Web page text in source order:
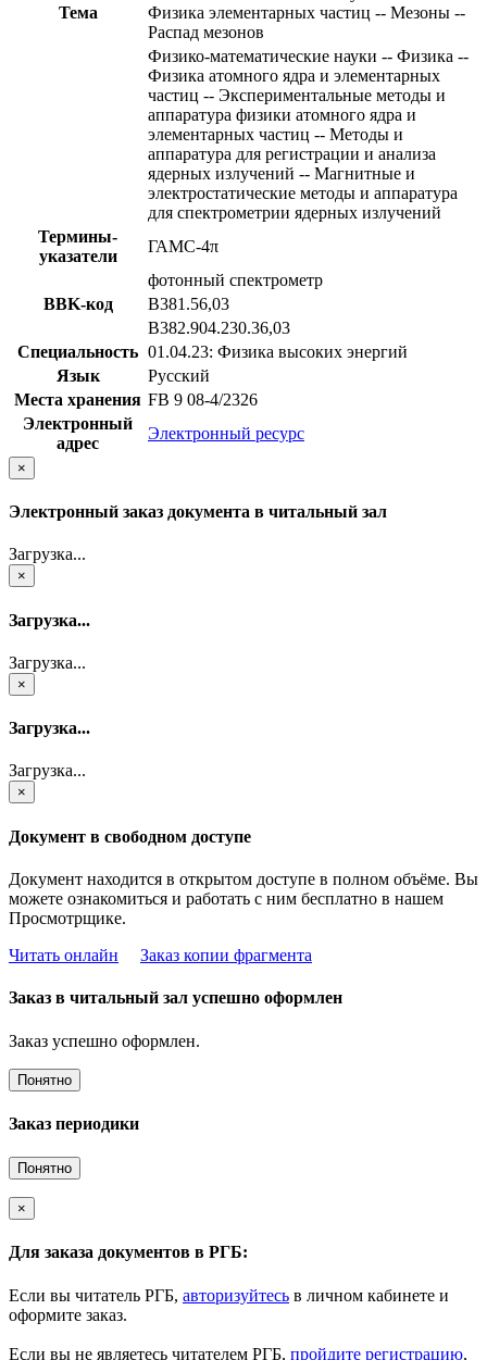
Тема
Физика элементарных частиц -- Мезоны --
Распад мезонов
Физико-математические науки -- Физика --
Физика атомного ядра и элементарных
частиц -- Экспериментальные методы и
аппаратура физики атомного ядра и
элементарных частиц -- Методы и
аппаратура для регистрации и анализа
ядерных излучений -- Магнитные и
электростатические методы и аппаратура
для спектрометрии ядерных излучений
Термины-
указатели
ГАМС-4π
фотонный спектрометр
BBK-код
В381.56,03
В382.904.230.36,03
Специальность 01.04.23: Физика высоких энергий
Язык
Русский
Места хранения FB 9 08-4/2326
Электронный
адрес
Электронный ресурс
×
Электронный заказ документа в читальный зал
Загрузка...
×
Загрузка...
Загрузка...
×
Загрузка...
Загрузка...
×
Документ в свободном доступе
Документ находится в открытом доступе в полном объёме. Вы
можете ознакомиться и работать с ним бесплатно в нашем
Просмотрщике.
Читать онлайн
Заказ копии фрагмента
Заказ в читальный зал успешно оформлен
Заказ успешно оформлен.
Понятно
Заказ периодики
Понятно
×
Для заказа документов в РГБ:
Если вы читатель РГБ, авторизуйтесь в личном кабинете и
оформите заказ.
Если вы не являетесь читателем РГБ, пройдите регистрацию,